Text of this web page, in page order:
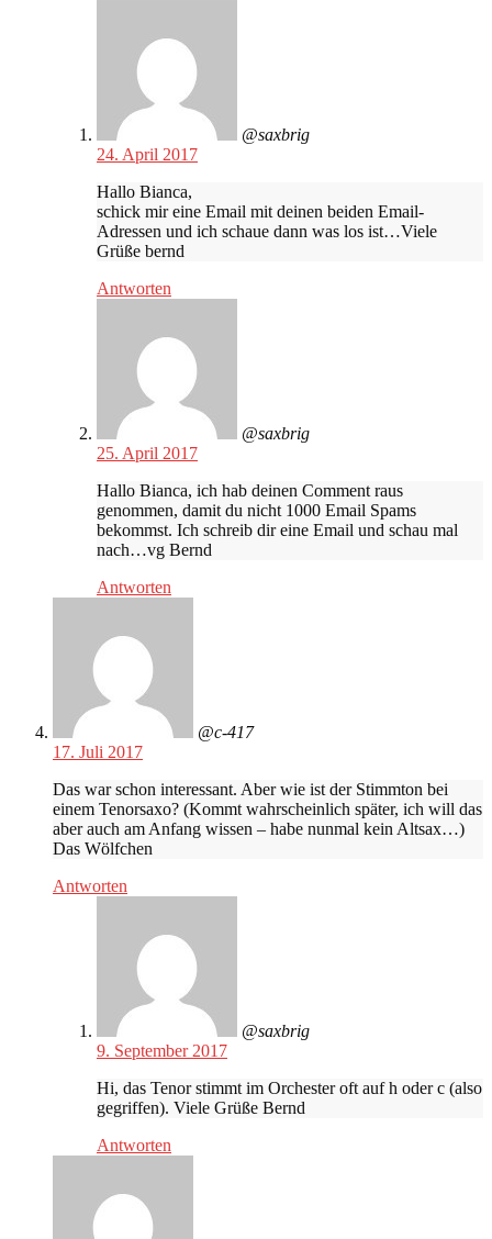
@saxbrig
24. April 2017
Hallo Bianca,
schick mir eine Email mit deinen beiden Email-
Adressen und ich schaue dann was los ist…Viele
Grüße bernd
Antworten
@saxbrig
25. April 2017
Hallo Bianca, ich hab deinen Comment raus
genommen, damit du nicht 1000 Email Spams
bekommst. Ich schreib dir eine Email und schau mal
nach…vg Bernd
Antworten
@c-417
17. Juli 2017
Das war schon interessant. Aber wie ist der Stimmton bei
einem Tenorsaxo? (Kommt wahrscheinlich später, ich will das
aber auch am Anfang wissen – habe nunmal kein Altsax…)
Das Wölfchen
Antworten
@saxbrig
9. September 2017
Hi, das Tenor stimmt im Orchester oft auf h oder c (also
gegriffen). Viele Grüße Bernd
Antworten